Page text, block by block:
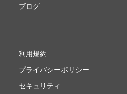
ブログ
利用規約
プライバシーポリシー
セキュリティ